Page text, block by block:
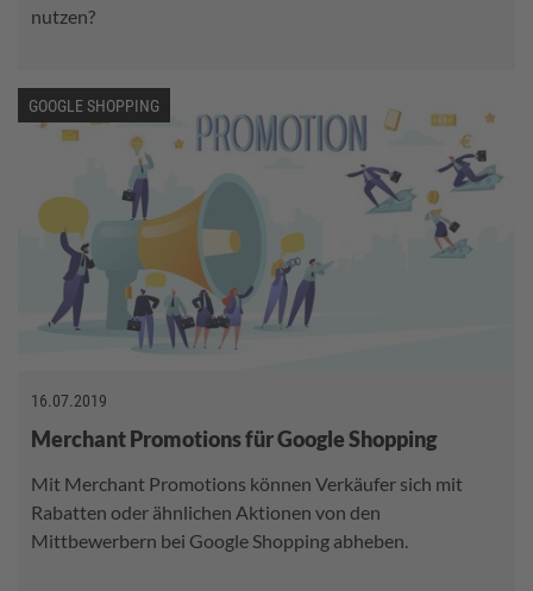
nutzen?
GOOGLE SHOPPING
16.07.2019
Merchant Promotions für Google Shopping
Mit Merchant Promotions können Verkäufer sich mit
Rabatten oder ähnlichen Aktionen von den
Mittbewerbern bei Google Shopping abheben.